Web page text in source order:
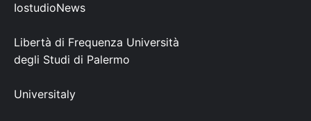
IostudioNews
Libertà di Frequenza Università
degli Studi di Palermo
Universitaly